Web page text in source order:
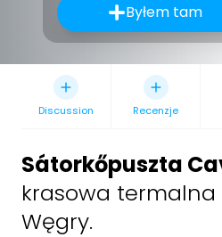
Byłem tam
Discussion Recenzje
Sátorkőpuszta
krasowa termalna
Węgry.